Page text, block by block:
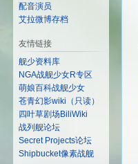
配音演员
艾拉微博存档
友情链接
舰少资料库
NGA战舰少女R专区
萌娘百科战舰少女
苍青幻影wiki（只读）
四叶草剧场BiliWiki
战列舰论坛
Secret Projects论坛
Shipbucket像素战舰